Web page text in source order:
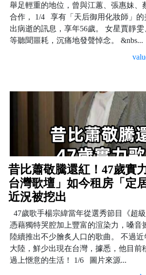
舉足輕重的地位，曾與江蕙、張惠妹、
合作， 1/4 享有「天后御用化妝師」
出病逝的訊息，享年56歲。 女星賈靜
等聽聞噩耗，沉痛地發聲悼念。 &nbs...
昔比蕭敬騰還紅！47歲實
台灣歌壇」如今租房「定
近況被挖出
47歲歌手楊宗緯當年從選秀節目《超
憑藉獨特哭腔加上豐富的渲染力，嗓音
陸續推出不少膾炙人口的歌曲。 不過
大陸，鮮少出現在台灣，據悉，他目前
過上愜意的生活！ 1/6 圖片來源...